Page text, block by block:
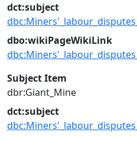
dct:subject
dbo:wikiPageWikiLink
Subject Item
dbr:Giant_Mine
dct:subject